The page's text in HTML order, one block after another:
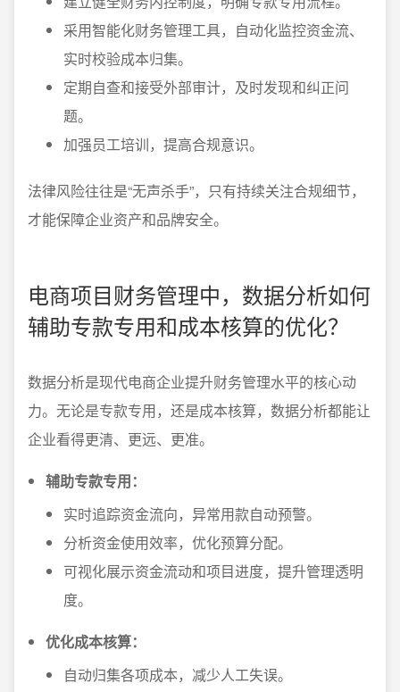
采用智能化财务管理工具，自动化监控资金流、
实时校验成本归集。
定期自查和接受外部审计，及时发现和纠正问
题。
加强员工培训，提高合规意识。
法律风险往往是“无声杀手”，只有持续关注合规细节，
才能保障企业资产和品牌安全。
电商项目财务管理中，数据分析如何
辅助专款专用和成本核算的优化？
数据分析是现代电商企业提升财务管理水平的核心动
力。无论是专款专用，还是成本核算，数据分析都能让
企业看得更清、更远、更准。
辅助专款专用：
实时追踪资金流向，异常用款自动预警。
分析资金使用效率，优化预算分配。
可视化展示资金流动和项目进度，提升管理透明
度。
优化成本核算：
自动归集各项成本，减少人工失误。